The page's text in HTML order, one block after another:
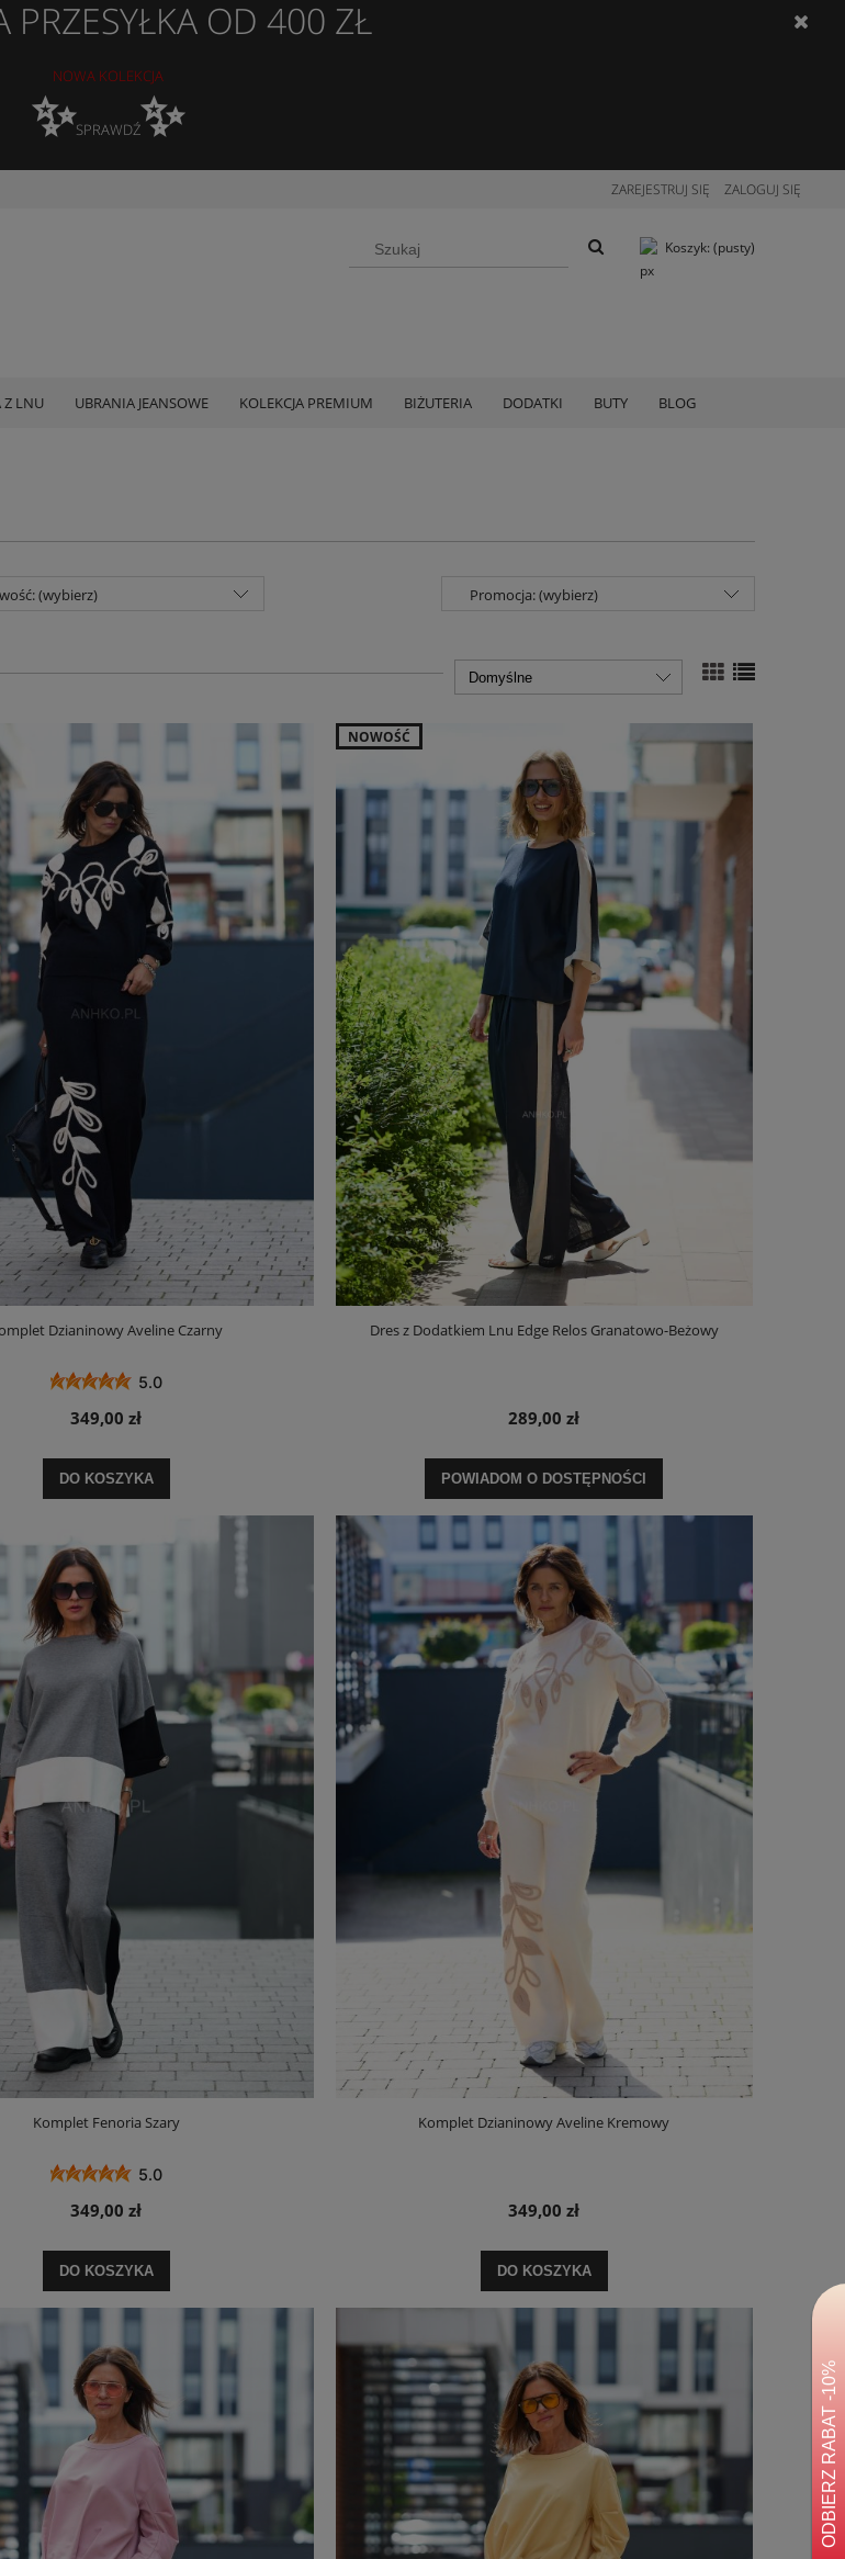
PRZESYŁKA OD 400 ZŁ
NOWA KOLEKCJA
✨SPRAWDŹ✨
ZAREJESTRUJ SIĘ ZALOGUJ SIĘ
Koszyk: (pusty)
Z LNU UBRANIA JEANSOWE KOLEKCJA PREMIUM BIŻUTERIA DODATKI BUTY BLOG
(wybierz) Promocja: (wybierz)
Dzianinowy Aveline Czarny
5.0
349,00 zł
DO KOSZYKA
Dres z Dodatkiem Lnu Edge Relos Granatowo-Beżowy
289,00 zł
POWIADOM O DOSTĘPNOŚCI
NOWOŚĆ
Komplet Fenoria Szary
5.0
349,00 zł
DO KOSZYKA
Komplet Dzianinowy Aveline Kremowy
349,00 zł
DO KOSZYKA